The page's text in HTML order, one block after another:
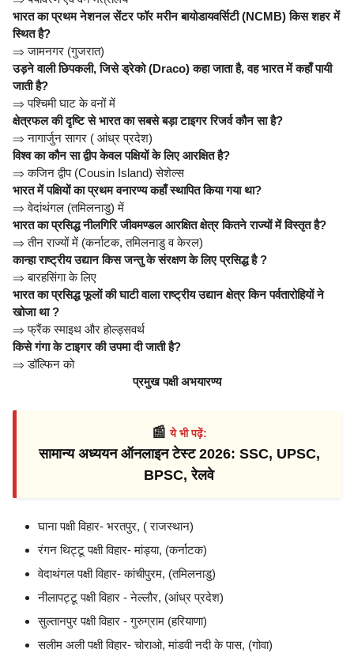
भारत का प्रथम नेशनल सेंटर फॉर मरीन बायोडायवर्सिटी (NCMB) किस शहर में
स्थित है?
⇒ जामनगर (गुजरात)
उड़ने वाली छिपकली, जिसे ड्रेको (Draco) कहा जाता है, वह भारत में कहाँ पायी
जाती है?
⇒ पश्चिमी घाट के वनों में
क्षेत्रफल की दृष्टि से भारत का सबसे बड़ा टाइगर रिजर्व कौन सा है?
⇒ नागार्जुन सागर ( आंध्र प्रदेश)
विश्व का कौन सा द्वीप केवल पक्षियों के लिए आरक्षित है?
⇒ कजिन द्वीप (Cousin Island) सेशेल्स
भारत में पक्षियों का प्रथम वनारण्य कहाँ स्थापित किया गया था?
⇒ वेदांथंगल (तमिलनाडु) में
भारत का प्रसिद्ध नीलगिरि जीवमण्डल आरक्षित क्षेत्र कितने राज्यों में विस्तृत है?
⇒ तीन राज्यों में (कर्नाटक, तमिलनाडु व केरल)
कान्हा राष्ट्रीय उद्यान किस जन्तु के संरक्षण के लिए प्रसिद्ध है ?
⇒बारहसिंगा के लिए
भारत का प्रसिद्ध फूलों की घाटी वाला राष्ट्रीय उद्यान क्षेत्र किन पर्वतारोहियों ने
खोजा था ?
⇒ फ्रैंक स्माइथ और होल्ड्सवर्थ
किसे गंगा के टाइगर की उपमा दी जाती है?
⇒ डॉल्फिन को
प्रमुख पक्षी अभयारण्य
📰ये भी पढ़ें:
सामान्य अध्ययन ऑनलाइन टेस्ट 2026: SSC, UPSC,
BPSC, रेलवे
घाना पक्षी विहार- भरतपुर, ( राजस्थान)
रंगन थिट्टू पक्षी विहार- मांड्या, (कर्नाटक)
वेदाथंगल पक्षी विहार- कांचीपुरम, (तमिलनाडु)
नीलापट्टू पक्षी विहार - नेल्लौर, (आंध्र प्रदेश)
सुल्तानपुर पक्षी विहार - गुरुग्राम (हरियाणा)
सलीम अली पक्षी विहार- चोराओ, मांडवी नदी के पास, (गोवा)